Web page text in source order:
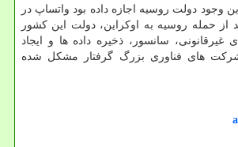
وجود دولت روسیه اجازه داده بود واتساپ در
از حمله روسیه به اوکراین، دولت این کشور
غیرقانونی، سانسور، ذخیره داده ها و ایجاد
شرکت های فناوری بزرگ گرفتار مشکل شده